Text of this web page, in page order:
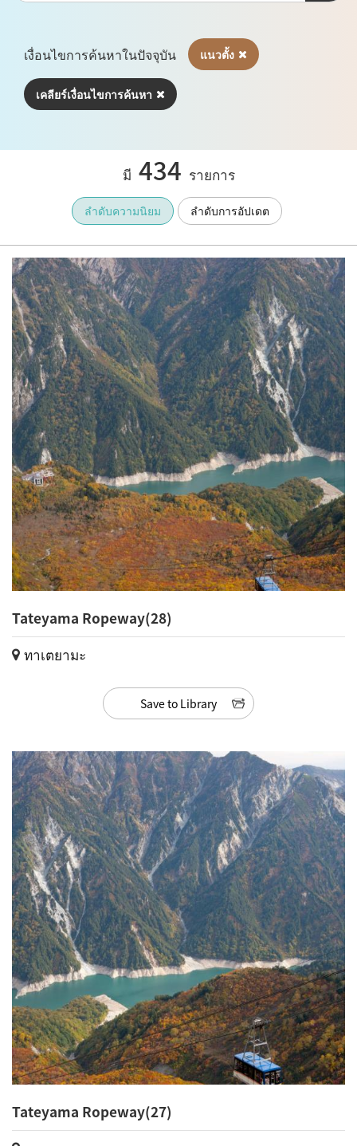
เงื่อนไขการค้นหาในปัจจุบัน แนวตั้ง
เคลียร์เงื่อนไขการค้นหา
มี 434 รายการ
ลำดับความนิยม ลำดับการอัปเดต
Tateyama Ropeway(28)
ทาเตยามะ
Save to Library
Tateyama Ropeway(27)